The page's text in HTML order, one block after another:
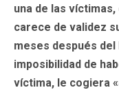
una de las
carece de validez
meses después del
imposibilidad de
víctima, le cogiera